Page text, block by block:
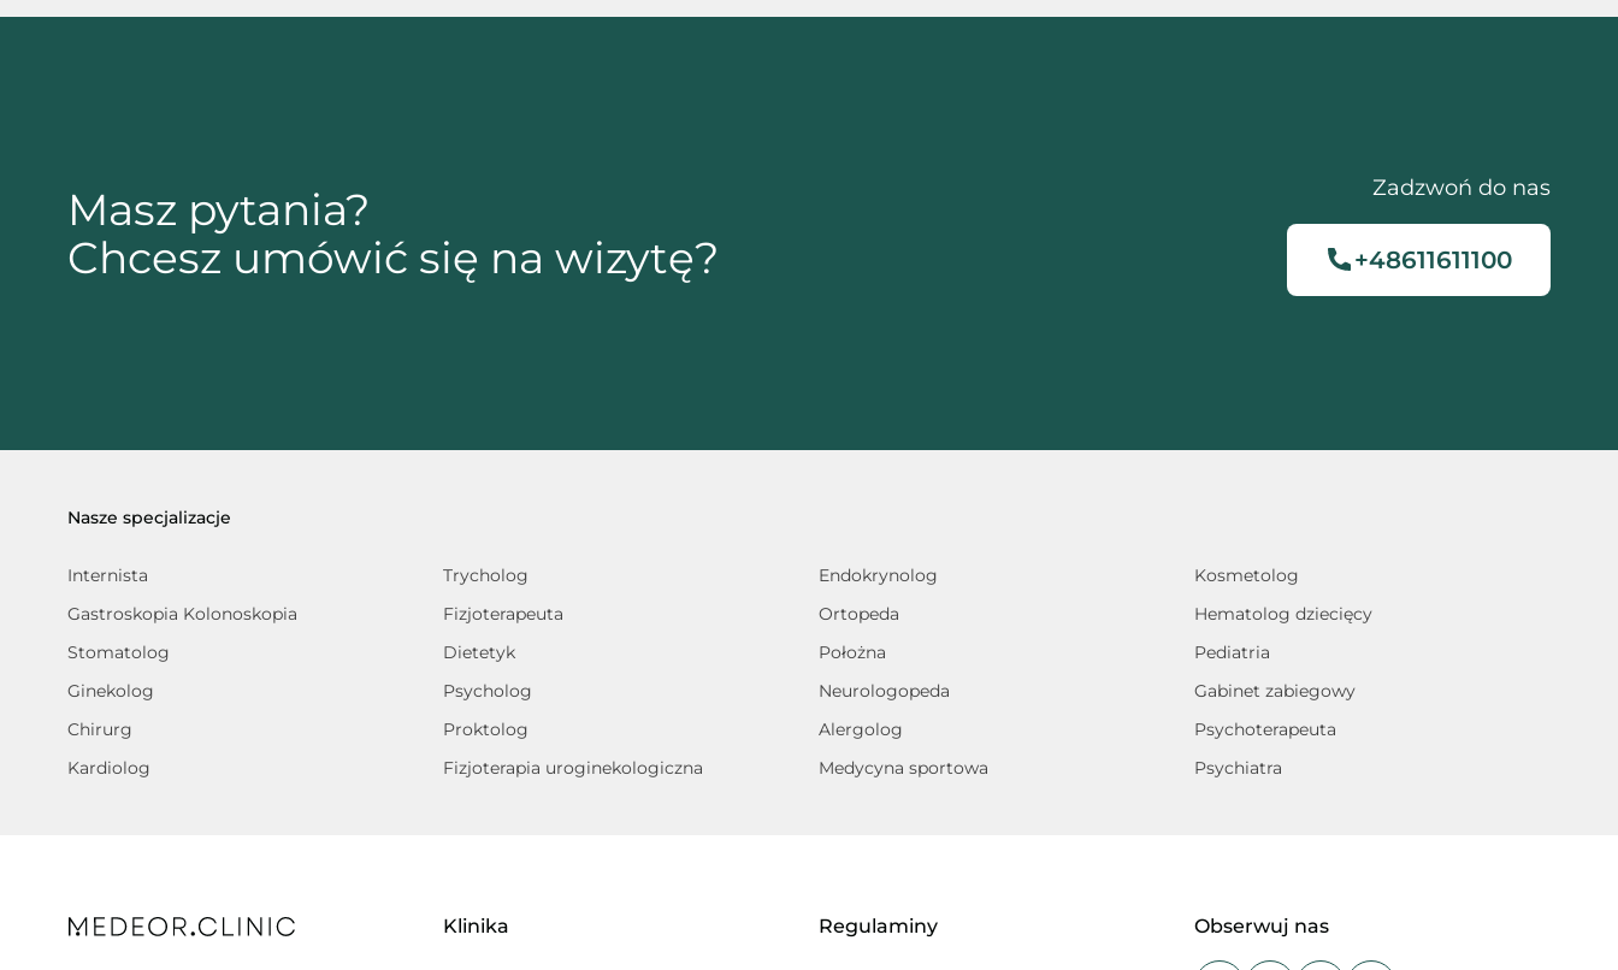
Masz pytania?
Chcesz umówić się na wizytę?
Zadzwoń do nas
+48611611100
Nasze specjalizacje
Internista
Gastroskopia Kolonoskopia
Stomatolog
Ginekolog
Chirurg
Kardiolog
Trycholog
Fizjoterapeuta
Dietetyk
Psycholog
Proktolog
Fizjoterapia uroginekologiczna
Endokrynolog
Ortopeda
Położna
Neurologopeda
Alergolog
Medycyna sportowa
Kosmetolog
Hematolog dziecięcy
Pediatria
Gabinet zabiegowy
Psychoterapeuta
Psychiatra
Klinika Regulaminy Obserwuj nas